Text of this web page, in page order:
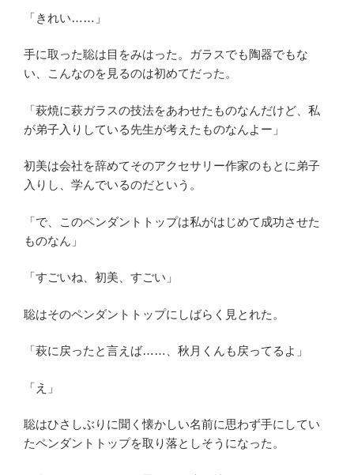
「きれい……」
手に取った聡は目をみはった。ガラスでも陶器でもな
い、こんなのを見るのは初めてだった。
「萩焼に萩ガラスの技法をあわせたものなんだけど、私
が弟子入りしている先生が考えたものなんよー」
初美は会社を辞めてそのアクセサリー作家のもとに弟子
入りし、学んでいるのだという。
「で、このペンダントトップは私がはじめて成功させた
ものなん」
「すごいね、初美、すごい」
聡はそのペンダントトップにしばらく見とれた。
「萩に戻ったと言えば……、秋月くんも戻ってるよ」
「え」
聡はひさしぶりに聞く懐かしい名前に思わず手にしてい
たペンダントトップを取り落としそうになった。